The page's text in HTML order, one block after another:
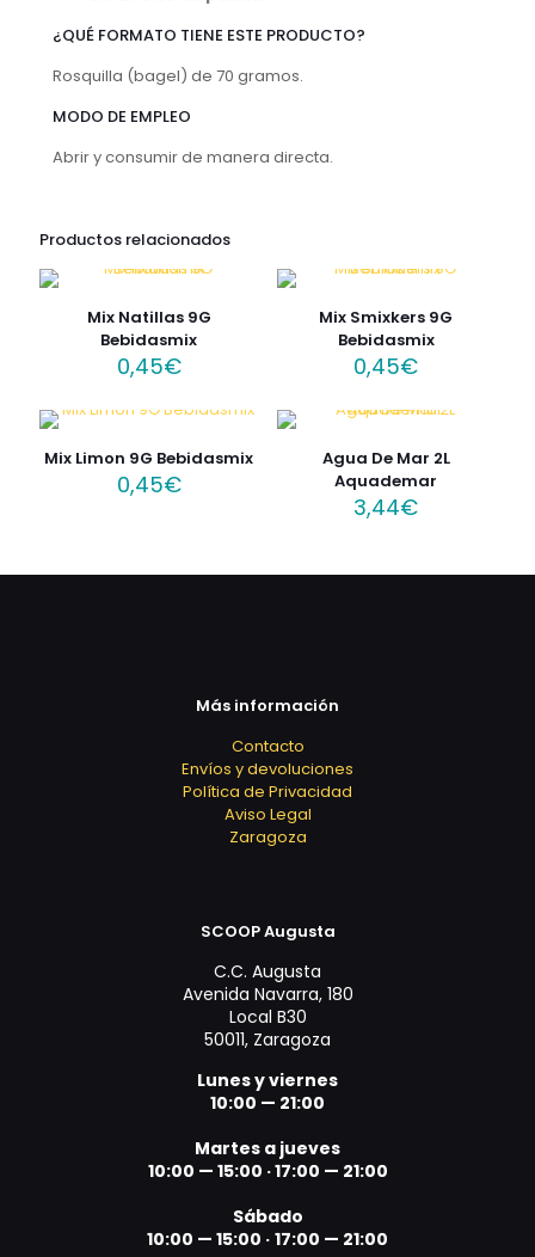
¿QUÉ FORMATO TIENE ESTE PRODUCTO?
Rosquilla (bagel) de 70 gramos.
MODO DE EMPLEO
Abrir y consumir de manera directa.
Productos relacionados
Mix Natillas 9G
Bebidasmix
0,45€
Mix Smixkers 9G
Bebidasmix
0,45€
Mix Limon 9G Bebidasmix
0,45€
Agua De Mar 2L
Aquademar
3,44€
Más información
Contacto
Envíos y devoluciones
Política de Privacidad
Aviso Legal
Zaragoza
SCOOP Augusta
C.C. Augusta
Avenida Navarra, 180
Local B30
50011, Zaragoza
Lunes y viernes
10:00 — 21:00
Martes a jueves
10:00 — 15:00 ·17:00 — 21:00
Sábado
10:00 — 15:00 · 17:00 — 21:00